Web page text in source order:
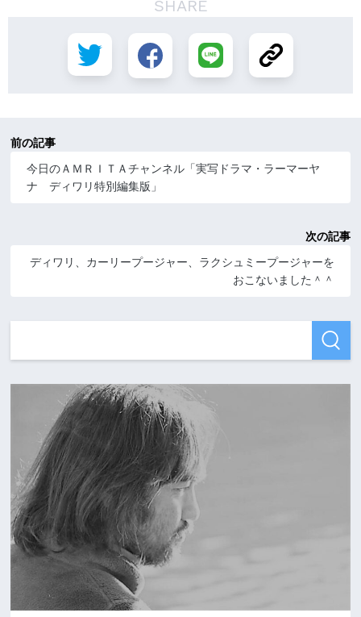
SHARE
前の記事
今日のＡＭＲＩＴＡチャンネル「実写ドラマ・ラーマーヤ
ナ ディワリ特別編集版」
次の記事
ディワリ、カーリープージャー、ラクシュミープージャーを
おこないました＾＾